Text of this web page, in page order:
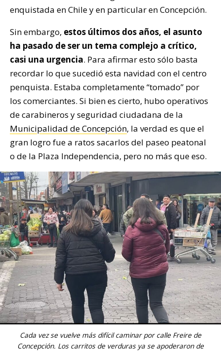
enquistada en Chile y en particular en Concepción.
Sin embargo, estos últimos dos años, el asunto
ha pasado de ser un tema complejo a crítico,
casi una urgencia. Para afirmar esto sólo basta
recordar lo que sucedió esta navidad con el centro
penquista. Estaba completamente “tomado” por
los comerciantes. Si bien es cierto, hubo operativos
de carabineros y seguridad ciudadana de la
Municipalidad de Concepción, la verdad es que el
gran logro fue a ratos sacarlos del paseo peatonal
o de la Plaza Independencia, pero no más que eso.
Cada vez se vuelve más difícil caminar por calle Freire de
Concepción. Los carritos de verduras ya se apoderaron de